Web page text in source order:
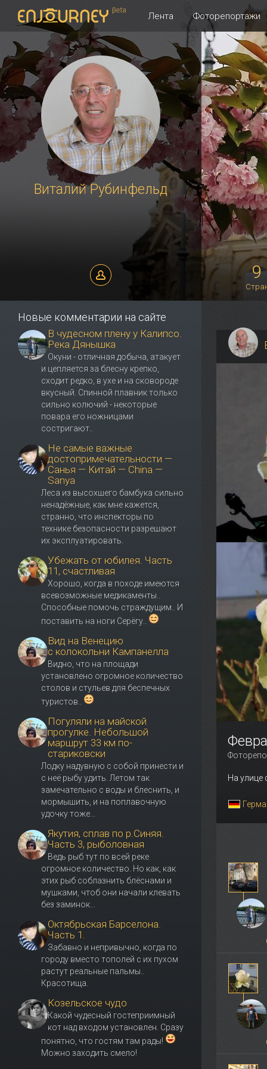
Лента Фоторепортажи
Виталий Рубинфельд
Виталий Рубинфельд 9
Новые комментарии на сайте
В чудесном плену у Калипсо.
Река Дянышка
Окуни - отличная добыча, атакует
и цепляется за блесну крепко,
сходит редко, в ухе и на сковороде
вкусный. Спинной плавник только
сильно колючий - некоторые
повара его ножницами
состригают..
Не самые важные
достопримечательности —
Санья — Китай — China —
Sanya
Леса из высохшего бамбука сильно
ненадёжные, как мне кажется,
странно, что инспекторы по
технике безопасности разрешают
их эксплуатировать.
Убежать от юбилея. Часть
11, счастливая
Хорошо, когда в походе имеются
всевозможные медикаменты..
Способные помочь страждущим.. И
поставить на ноги Серёгу..
Вид на Венецию
с колокольни Кампанелла
Видно, что на площади
установлено огромное количество
столов и стульев для беспечных
туристов..
Погуляли на майской
прогулке. Небольшой
маршрут 33 км по-
стариковски
Лодку надувную с собой принести и
с неё рыбу удить. Летом так
замечательно с воды и блеснить, и
мормышить, и на поплавочную
удочку тоже...
Якутия, сплав по р.Синяя.
Часть 3, рыболовная
Ведь рыб тут по всей реке
огромное количество. Но как, как
этих рыб соблазнить блёснами и
мушками, чтоб они начали клевать
без заминок...
Октябрьская Барселона.
Часть 1.
Забавно и непривычно, когда по
городу вместо тополей с их пухом
растут реальные пальмы..
Красотища.
Козельское чудо
Какой чудесный гостеприимный
кот над входом установлен. Сразу
понятно, что гостям там рады!
Можно заходить смело!
На улице